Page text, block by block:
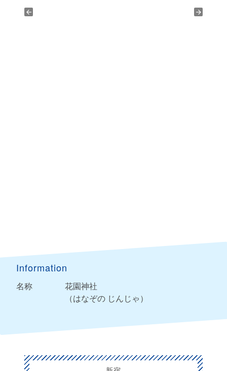
Information
名称
花園神社
（はなぞの じんじゃ）